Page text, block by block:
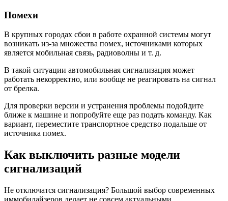
Помехи
В крупных городах сбои в работе охранной системы могут
возникать из-за множества помех, источниками которых
является мобильная связь, радиоволны и т. д.
В такой ситуации автомобильная сигнализация может
работать некорректно, или вообще не реагировать на сигнал
от брелка.
Для проверки версии и устранения проблемы подойдите
ближе к машине и попробуйте еще раз подать команду. Как
вариант, переместите транспортное средство подальше от
источника помех.
Как выключить разные модели
сигнализаций
Не отключатся сигнализация? Большой выбор современных